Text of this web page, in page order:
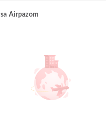
Airpazom